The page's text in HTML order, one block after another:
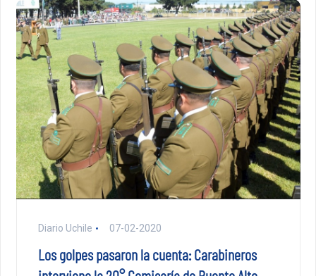
Diario Uchile 07-02-2020
Los golpes pasaron la cuenta: Carabineros